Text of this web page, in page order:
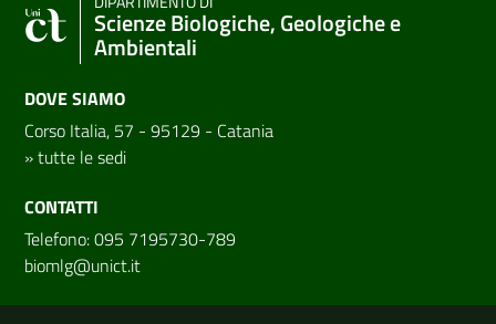
Scienze Biologiche, Geologiche e
Ambientali
DOVE SIAMO
Corso Italia, 57 - 95129 - Catania
»tutte le sedi
CONTATTI
Telefono: 095 7195730-789
biomlg@unict.it